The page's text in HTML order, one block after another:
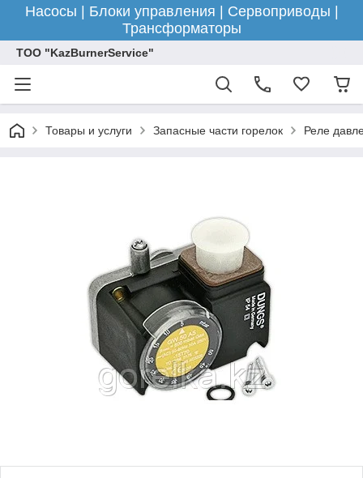
Насосы | Блоки управления | Сервоприводы |
Трансформаторы
ТОО "KazBurnerService"
Товары и услуги Запасные части горелок Реле